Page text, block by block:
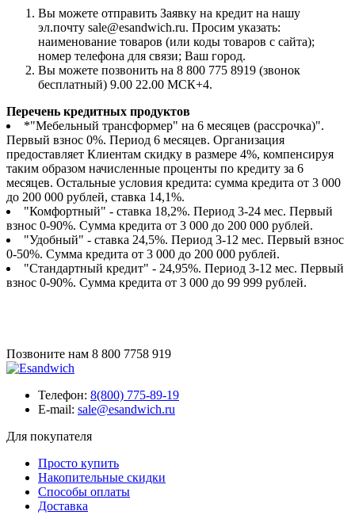
Вы можете отправить Заявку на кредит на нашу
эл.почту sale@esandwich.ru. Просим указать:
наименование товаров (или коды товаров с сайта);
номер телефона для связи; Ваш город.
Вы можете позвонить на 8 800 775 8919 (звонок
бесплатный) 9.00 22.00 МСК+4.
Перечень кредитных продуктов
*"Мебельный трансформер" на 6 месяцев (рассрочка)".
Первый взнос 0%. Период 6 месяцев. Организация
предоставляет Клиентам скидку в размере 4%, компенсируя
таким образом начисленные проценты по кредиту за 6
месяцев. Остальные условия кредита: сумма кредита от 3 000
до 200 000 рублей, ставка 14,1%.
"Комфортный" - ставка 18,2%. Период 3-24 мес. Первый
взнос 0-90%. Сумма кредита от 3 000 до 200 000 рублей.
"Удобный" - ставка 24,5%. Период 3-12 мес. Первый взнос
0-50%. Сумма кредита от 3 000 до 200 000 рублей.
"Стандартный кредит" - 24,95%. Период 3-12 мес. Первый
взнос 0-90%. Сумма кредита от 3 000 до 99 999 рублей.
Позвоните нам 8 800 7758 919
Телефон: 8(800) 775-89-19
E-mail: sale@esandwich.ru
Для покупателя
Просто купить
Накопительные скидки
Способы оплаты
Доставка